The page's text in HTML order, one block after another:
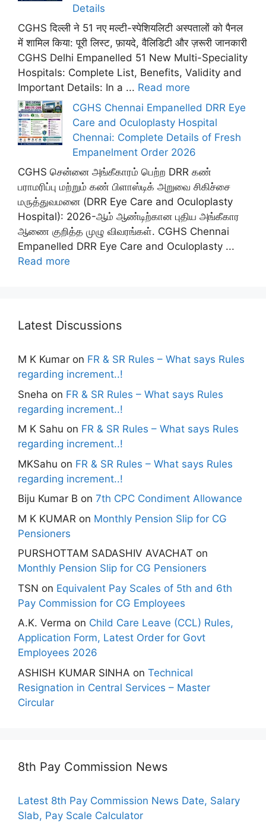
Details
CGHS दिल्ली ने 51 नए मल्टी-स्पेशियलिटी अस्पतालों को पैनल
में शामिल किया: पूरी लिस्ट, फ़ायदे, वैलिडिटी और ज़रूरी जानकारी
CGHS Delhi Empanelled 51 New Multi-Speciality
Hospitals: Complete List, Benefits, Validity and
Important Details: In a ... Read more
CGHS Chennai Empanelled DRR Eye
Care and Oculoplasty Hospital
Chennai: Complete Details of Fresh
Empanelment Order 2026
CGHS சென்னை அங்கீகாரம் பெற்ற DRR கண்
பராமரிப்பு மற்றும் கண் பிளாஸ்டிக் அறுவை சிகிச்சை
மருத்துவமனை (DRR Eye Care and Oculoplasty
Hospital): 2026-ஆம் ஆண்டிற்கான புதிய அங்கீகார
ஆணை குறித்த முழு விவரங்கள். CGHS Chennai
Empanelled DRR Eye Care and Oculoplasty ...
Read more
Latest Discussions
M K Kumar on FR & SR Rules – What says Rules
regarding increment..!
Sneha on FR & SR Rules – What says Rules
regarding increment..!
M K Sahu on FR & SR Rules – What says Rules
regarding increment..!
MKSahu on FR & SR Rules – What says Rules
regarding increment..!
Biju Kumar B on 7th CPC Condiment Allowance
M K KUMAR on Monthly Pension Slip for CG
Pensioners
PURSHOTTAM SADASHIV AVACHAT on
Monthly Pension Slip for CG Pensioners
TSN on Equivalent Pay Scales of 5th and 6th
Pay Commission for CG Employees
A.K. Verma on Child Care Leave (CCL) Rules,
Application Form, Latest Order for Govt
Employees 2026
ASHISH KUMAR SINHA on Technical
Resignation in Central Services – Master
Circular
8th Pay Commission News
Latest 8th Pay Commission News Date, Salary
Slab, Pay Scale Calculator